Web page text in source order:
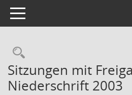
Toggle navigation
Rechercheauswahl
Sitzungen mit
Niederschrift 2003